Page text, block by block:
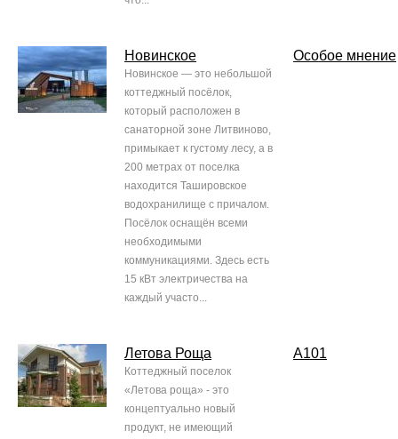
Новинское
Новинское — это небольшой
коттеджный посёлок,
который расположен в
санаторной зоне Литвиново,
примыкает к густому лесу, а в
200 метрах от поселка
находится Ташировское
водохранилище с причалом.
Посёлок оснащён всеми
необходимыми
коммуникациями. Здесь есть
15 кВт электричества на
каждый участо...
Особое мнение
Летова Роща
Коттеджный поселок
«Летова роща» - это
концептуально новый
продукт, не имеющий
А101